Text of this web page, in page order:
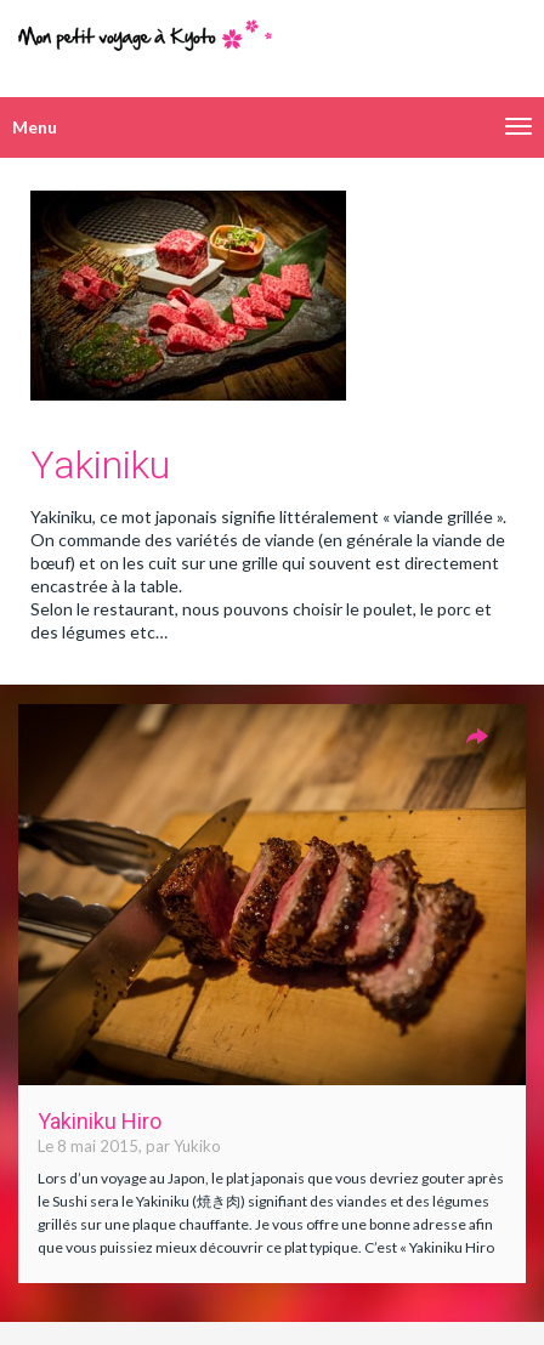
Menu
Yakiniku
Yakiniku, ce mot japonais signifie littéralement « viande grillée ».
On commande des variétés de viande (en générale la viande de
bœuf) et on les cuit sur une grille qui souvent est directement
encastrée à la table.
Selon le restaurant, nous pouvons choisir le poulet, le porc et
des légumes etc…
Yakiniku Hiro
Le 8 mai 2015, par Yukiko
Lors d’un voyage au Japon, le plat japonais que vous devriez gouter après
le Sushi sera le Yakiniku (焼き肉) signifiant des viandes et des légumes
grillés sur une plaque chauffante. Je vous offre une bonne adresse afin
que vous puissiez mieux découvrir ce plat typique. C’est « Yakiniku Hiro